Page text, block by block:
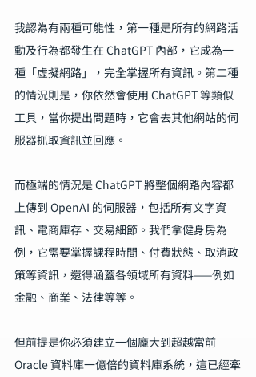
我認為有兩種可能性，第一種是所有的網路活
動及行為都發生在 ChatGPT 內部，它成為一
種「虛擬網路」，完全掌握所有資訊。第二種
的情況則是，你依然會使用 ChatGPT 等類似
工具，當你提出問題時，它會去其他網站的伺
服器抓取資訊並回應。
而極端的情況是 ChatGPT 將整個網路內容都
上傳到 OpenAI 的伺服器，包括所有文字資
訊、電商庫存、交易細節。我們拿健身房為
例，它需要掌握課程時間、付費狀態、取消政
策等資訊，還得涵蓋各領域所有資料——例如
金融、商業、法律等等。
但前提是你必須建立一個龐大到超越當前
Oracle 資料庫一億倍的資料庫系統，這已經牽